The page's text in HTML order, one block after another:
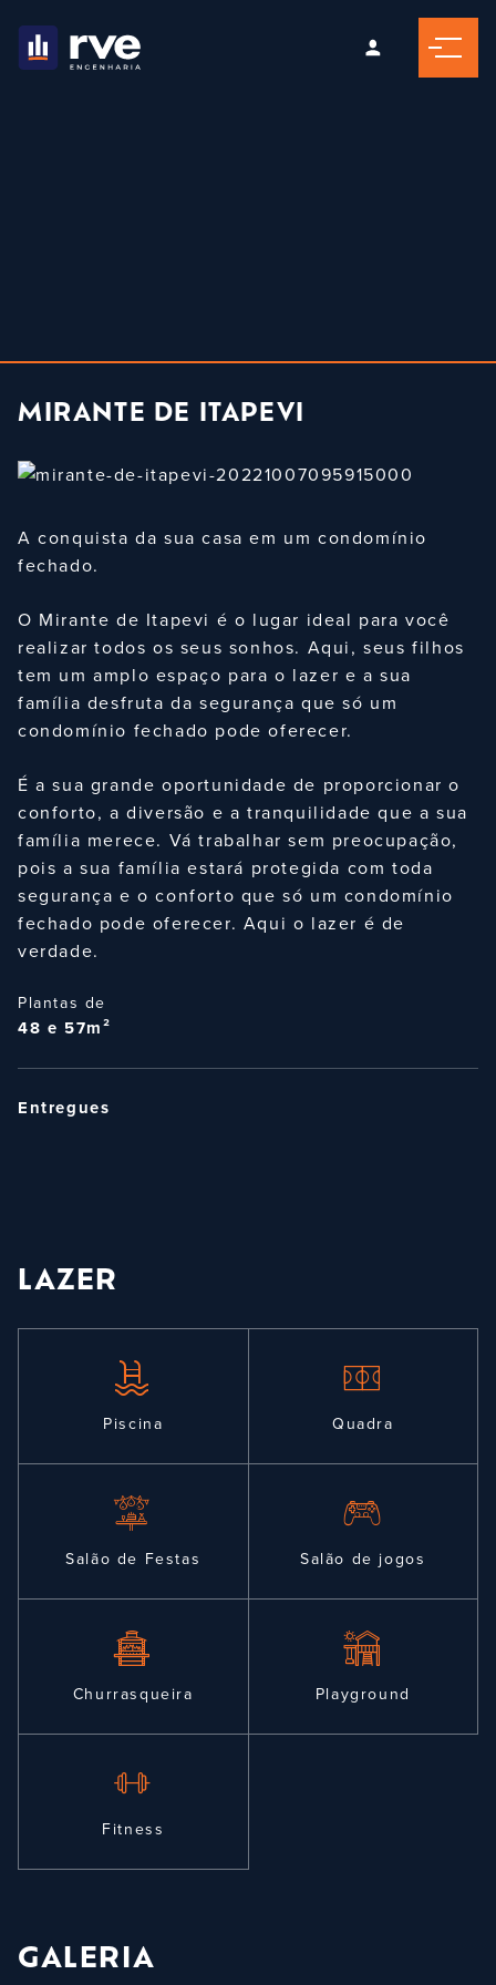
MIRANTE DE ITAPEVI
A conquista da sua casa em um condomínio
fechado.
O Mirante de Itapevi é o lugar ideal para você
realizar todos os seus sonhos. Aqui, seus filhos
tem um amplo espaço para o lazer e a sua
família desfruta da segurança que só um
condomínio fechado pode oferecer.
É a sua grande oportunidade de proporcionar o
conforto, a diversão e a tranquilidade que a sua
família merece. Vá trabalhar sem preocupação,
pois a sua família estará protegida com toda
segurança e o conforto que só um condomínio
fechado pode oferecer. Aqui o lazer é de
verdade.
Plantas de
48 e 57m²
Entregues
LAZER
Piscina Quadra
Salão de Festas Salão de jogos
Churrasqueira Playground
Fitness
GALERIA